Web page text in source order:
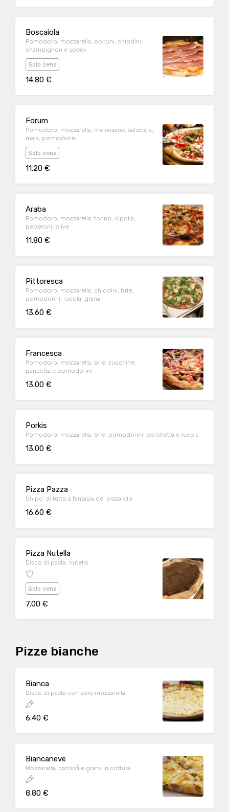
Boscaiola
Pomodoro, mozzarella, porcini, chiodini,
champignon e speck
Solo cena
14.80 €
Forum
Pomodoro, mozzarella, melanzane, salsiccia,
mais, pomodorini
Solo cena
11.20 €
Araba
Pomodoro, mozzarella, tonno, cipolla,
peperoni, olive
11.80 €
Pittoresca
Pomodoro, mozzarella, chiodini, brie,
pomodorini, rucola, grana
13.60 €
Francesca
Pomodoro, mozzarella, brie, zucchine,
pancetta e pomodorini
13.00 €
Porkis
Pomodoro, mozzarella, brie, pomodorini, porchetta e rucola
13.00 €
Pizza Pazza
Un po' di tutto a fantasia del pizzaiolo
16.60 €
Pizza Nutella
Disco di pasta, nutella
Solo cena
7.00 €
Pizze bianche
Bianca
Disco di pasta con solo mozzarella
6.40 €
Biancaneve
Mozzarella, carciofi e grana in cottura
8.80 €